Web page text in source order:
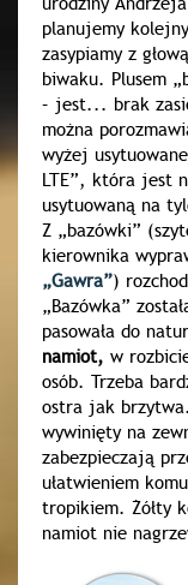
planujemy
zasypiamy z
biwaku. Plusem
– jest... brak
można
wyżej
LTE”, która jest
usytuowaną na
Z „bazówki”
kierownika
„Gawra”)
„Bazówka”
pasowała do
namiot, w
osób. Trzeba
ostra jak
wywinięty na
zabezpieczają
ułatwieniem
tropikiem. Żółty
namiot nie